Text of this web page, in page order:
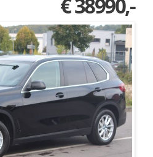
€ 38990,-